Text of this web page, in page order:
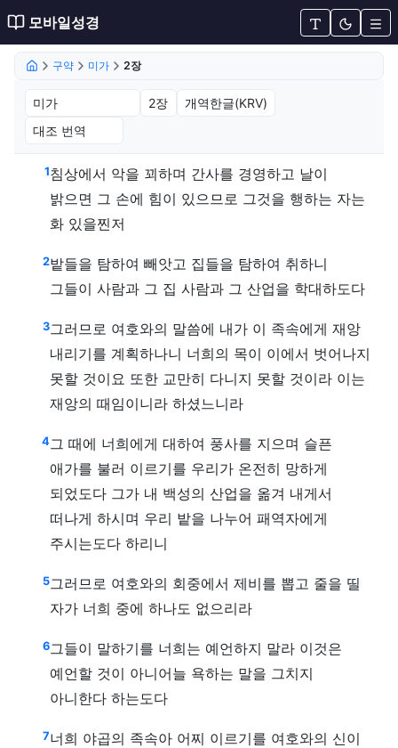
모바일성경
구약 미가 2장
미가 2장 (개역한글(KRV))
1침상에서 악을 꾀하며 간사를 경영하고 날이
밝으면 그 손에 힘이 있으므로 그것을 행하는 자는
화 있을찐저
2밭들을 탐하여 빼앗고 집들을 탐하여 취하니
그들이 사람과 그 집 사람과 그 산업을 학대하도다
3그러므로 여호와의 말씀에 내가 이 족속에게 재앙
내리기를 계획하나니 너희의 목이 이에서 벗어나지
못할 것이요 또한 교만히 다니지 못할 것이라 이는
재앙의 때임이니라 하셨느니라
4그 때에 너희에게 대하여 풍사를 지으며 슬픈
애가를 불러 이르기를 우리가 온전히 망하게
되었도다 그가 내 백성의 산업을 옮겨 내게서
떠나게 하시며 우리 밭을 나누어 패역자에게
주시는도다 하리니
5그러므로 여호와의 회중에서 제비를 뽑고 줄을 띨
자가 너희 중에 하나도 없으리라
6그들이 말하기를 너희는 예언하지 말라 이것은
예언할 것이 아니어늘 욕하는 말을 그치지
아니한다 하는도다
7너희 야곱의 족속아 어찌 이르기를 여호와의 신이